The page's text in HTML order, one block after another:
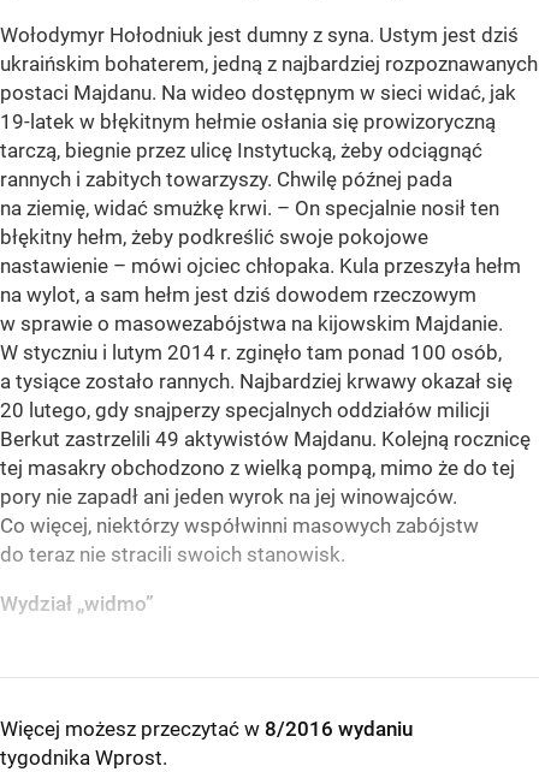
Wołodymyr Hołodniuk jest dumny z syna. Ustym jest dziś
ukraińskim bohaterem, jedną z najbardziej rozpoznawanych
postaci Majdanu. Na wideo dostępnym w sieci widać, jak
19-latek w błękitnym hełmie osłania się prowizoryczną
tarczą, biegnie przez ulicę Instytucką, żeby odciągnąć
rannych i zabitych towarzyszy. Chwilę późnej pada
na ziemię, widać smużkę krwi. – On specjalnie nosił ten
błękitny hełm, żeby podkreślić swoje pokojowe
nastawienie – mówi ojciec chłopaka. Kula przeszyła hełm
na wylot, a sam hełm jest dziś dowodem rzeczowym
w sprawie o masowezabójstwa na kijowskim Majdanie.
W styczniu i lutym 2014 r. zginęło tam ponad 100 osób,
a tysiące zostało rannych. Najbardziej krwawy okazał się
20 lutego, gdy snajperzy specjalnych oddziałów milicji
Berkut zastrzelili 49 aktywistów Majdanu. Kolejną rocznicę
tej masakry obchodzono z wielką pompą, mimo że do tej
pory nie zapadł ani jeden wyrok na jej winowajców.
Co więcej, niektórzy współwinni masowych zabójstw
do teraz nie stracili swoich stanowisk.
Wydział „widmo”
Więcej możesz przeczytać w 8/2016 wydaniu
tygodnika Wprost.